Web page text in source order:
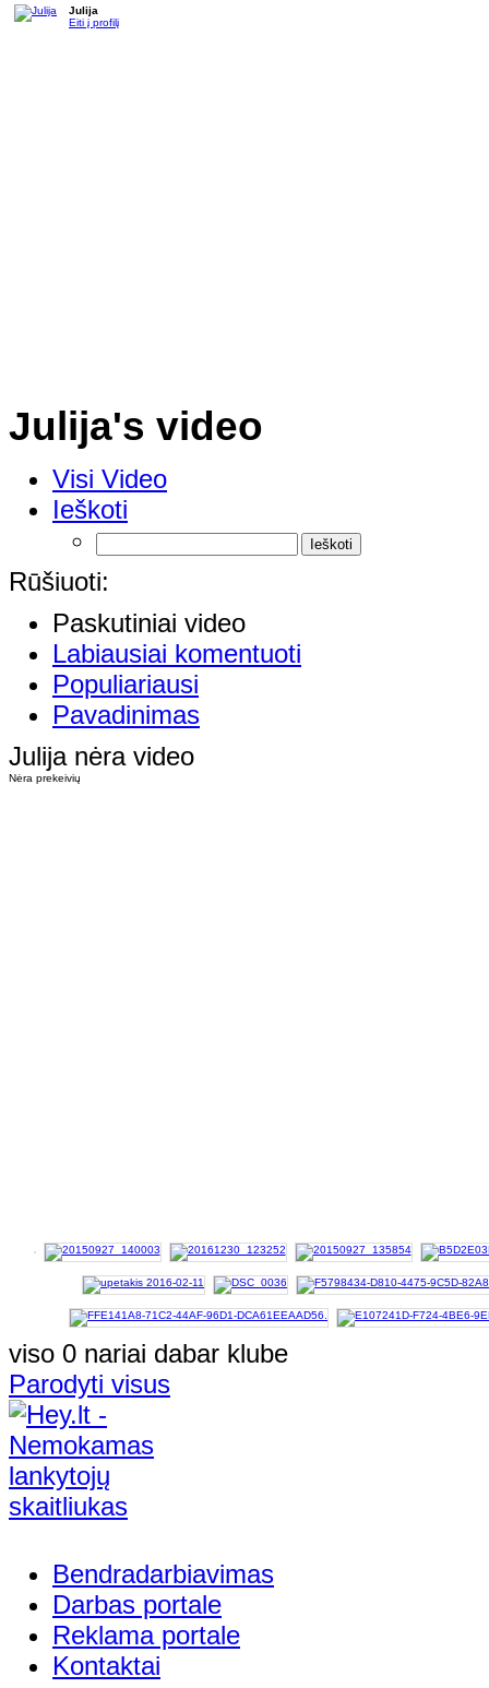
Julija
Eiti į profilį
Julija's video
Visi Video
Ieškoti
Rūšiuoti:
Paskutiniai video
Labiausiai komentuoti
Populiariausi
Pavadinimas
Julija nėra video
Nėra prekeivių
viso 0 nariai dabar klube
Parodyti visus
Bendradarbiavimas
Darbas portale
Reklama portale
Kontaktai